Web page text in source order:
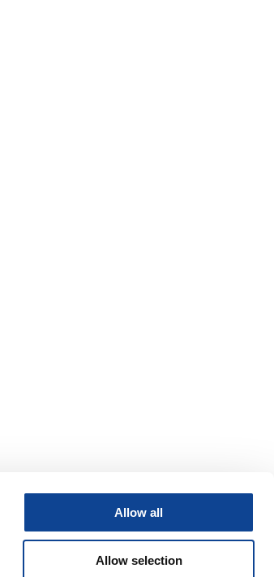
Allow all
Allow selection